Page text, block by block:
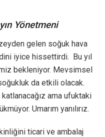
Yönetmeni
gelen soğuk hava
iyice hissettirdi. Bu yıl
bekleniyor. Mevsimsel
da etkili olacak.
katlanacağız ama ufuktaki
Umarım yanılırız.
ticari ve ambalaj